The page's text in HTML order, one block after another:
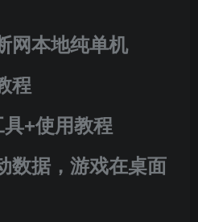
网本地纯单机
程
+使用教程
数据，游戏在桌面